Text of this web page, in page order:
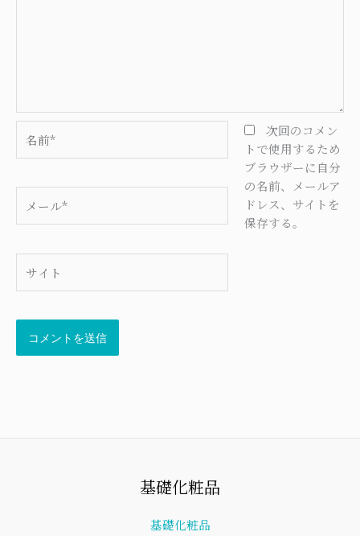
前
ー
*
次回のコメン
トで使用するため
ブラウザーに自分
の名前、メールア
ドレス、サイトを
保存する。
基礎化粧品
基礎化粧品